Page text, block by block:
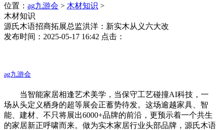
位置： ag九游会 > 木材知识 >
木材知识
源氏木语招商拓展总监洪洋：新实木从义六大改
发布时间：2025-05-17 16:42 点击：
ag九游会
当智能家居相逢艺术美学，当保守工艺碰撞AI科技，一
场从头定义栖身的超等展会正蓄势待发。这场逾越家具、智
能、建材、不只将展出6000+品牌的前沿，更预示着一个共生
的家居新正呼啸而来。做为实木家居行业头部品牌，源氏木语